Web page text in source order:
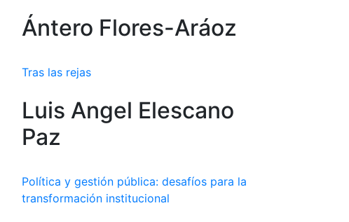
Ántero Flores-Aráoz
Tras las rejas
Luis Angel Elescano
Paz
Política y gestión pública: desafíos para la
transformación institucional